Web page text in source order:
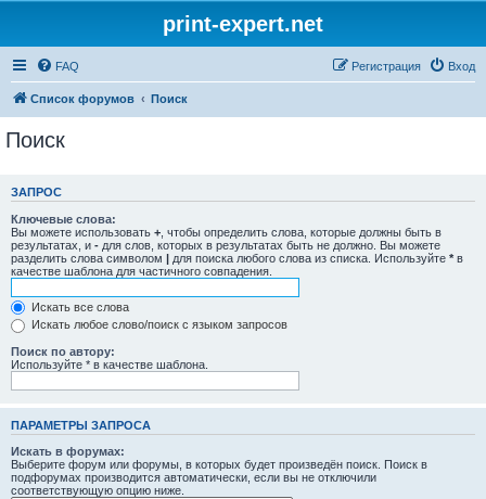
print-expert.net
FAQ Вход
Регистрация
Список форумов Поиск
Поиск
ЗАПРОС
Ключевые слова:
Вы можете использовать + , чтобы определить слова, которые должны быть в
результатах, и - для слов, которых в результатах быть не должно. Вы можете
разделить слова символом | для поиска любого слова из списка. Используйте * в
качестве шаблона для частичного совпадения.
Искать все слова
Искать любое слово/поиск с языком запросов
Поиск по автору:
Используйте * в качестве шаблона.
ПАРАМЕТРЫ ЗАПРОСА
Искать в форумах:
Выберите форум или форумы, в которых будет произведён поиск. Поиск в
подфорумах производится автоматически, если вы не отключили
соответствующую опцию ниже.